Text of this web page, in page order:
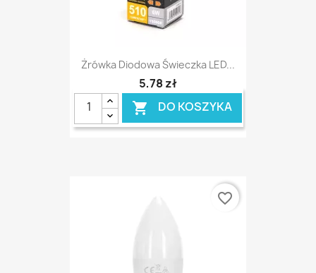
Żrówka Diodowa Świeczka LED...
5,78 zł
 DO KOSZYKA
favorite_border